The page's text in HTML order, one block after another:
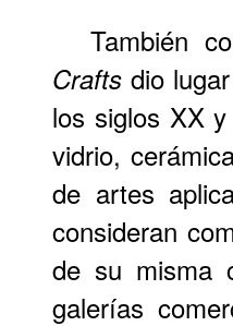
También
Crafts dio
los siglos XX
vidrio,
de artes
consideran
de su misma
galerías